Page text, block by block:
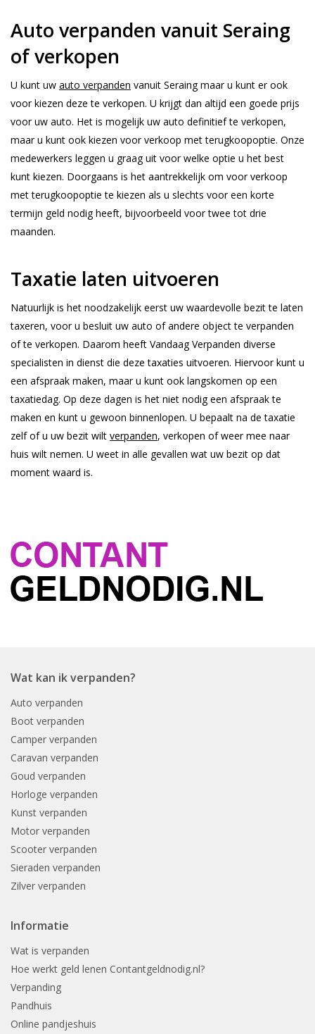
Auto verpanden vanuit Seraing
of verkopen
U kunt uw auto verpanden vanuit Seraing maar u kunt er ook
voor kiezen deze te verkopen. U krijgt dan altijd een goede prijs
voor uw auto. Het is mogelijk uw auto definitief te verkopen,
maar u kunt ook kiezen voor verkoop met terugkoopoptie. Onze
medewerkers leggen u graag uit voor welke optie u het best
kunt kiezen. Doorgaans is het aantrekkelijk om voor verkoop
met terugkoopoptie te kiezen als u slechts voor een korte
termijn geld nodig heeft, bijvoorbeeld voor twee tot drie
maanden.
Taxatie laten uitvoeren
Natuurlijk is het noodzakelijk eerst uw waardevolle bezit te laten
taxeren, voor u besluit uw auto of andere object te verpanden
of te verkopen. Daarom heeft Vandaag Verpanden diverse
specialisten in dienst die deze taxaties uitvoeren. Hiervoor kunt u
een afspraak maken, maar u kunt ook langskomen op een
taxatiedag. Op deze dagen is het niet nodig een afspraak te
maken en kunt u gewoon binnenlopen. U bepaalt na de taxatie
zelf of u uw bezit wilt verpanden, verkopen of weer mee naar
huis wilt nemen. U weet in alle gevallen wat uw bezit op dat
moment waard is.
Wat kan ik verpanden?
Auto verpanden
Boot verpanden
Camper verpanden
Caravan verpanden
Goud verpanden
Horloge verpanden
Kunst verpanden
Motor verpanden
Scooter verpanden
Sieraden verpanden
Zilver verpanden
Informatie
Wat is verpanden
Hoe werkt geld lenen Contantgeldnodig.nl?
Verpanding
Pandhuis
Online pandjeshuis